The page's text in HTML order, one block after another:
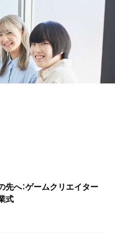
先へ：ゲームクリエイター
式